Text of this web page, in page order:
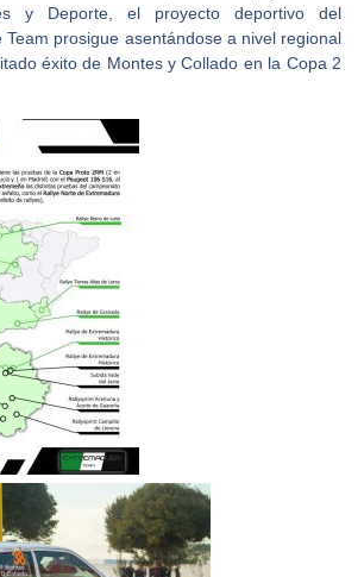
y Deporte, el proyecto deportivo del
Team prosigue asentándose a nivel regional
éxito de Montes y Collado en la Copa 2